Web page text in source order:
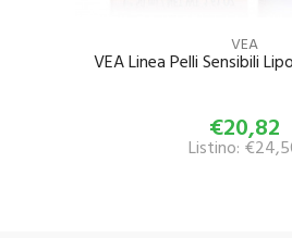
VEA
VEA Linea Pelli Sensibili
€20,82
Listino: